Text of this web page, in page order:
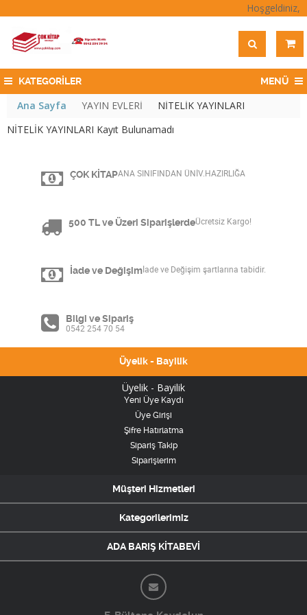
Hoşgeldiniz,
KATEGORİLER MENÜ
Ana Sayfa YAYIN EVLERİ
NİTELİK YAYINLARI
NİTELİK YAYINLARI Kayıt Bulunamadı
ÇOK KİTAPANA SINIFINDAN ÜNİV.HAZIRLIĞA
500 TL ve Üzeri SiparişlerdeÜcretsiz Kargo!
İade ve Değişim İade ve Değişim şartlarına tabidir.
Bilgi ve Sipariş
0542 254 70 54
Üyelik - Bayilik
Üyelik - Bayilik
Yeni Üye Kaydı
Üye Girişi
Şifre Hatırlatma
Sipariş Takip
Siparişlerim
Müşteri Hizmetleri
Kategorilerimiz
ADA BARIŞ KİTABEVİ